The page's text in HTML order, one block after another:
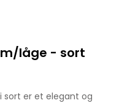
låge - sort
sort er et elegant og